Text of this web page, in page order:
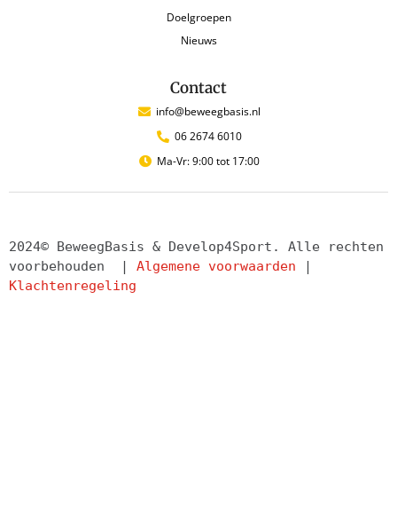
Doelgroepen
Nieuws
Contact
info@beweegbasis.nl
06 2674 6010
Ma-Vr: 9:00 tot 17:00
2024© BeweegBasis & Develop4Sport. Alle rechten
voorbehouden  | Algemene voorwaarden
Klachtenregeling